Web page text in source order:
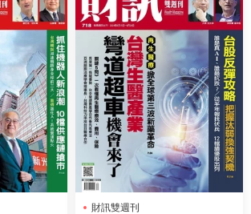
財訊雙週刊